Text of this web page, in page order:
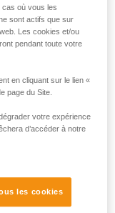
cas où vous les
sont actifs que sur
Les cookies et/ou
pendant toute votre
en cliquant sur le lien «
page du Site.
votre expérience
d’accéder à notre
les cookies